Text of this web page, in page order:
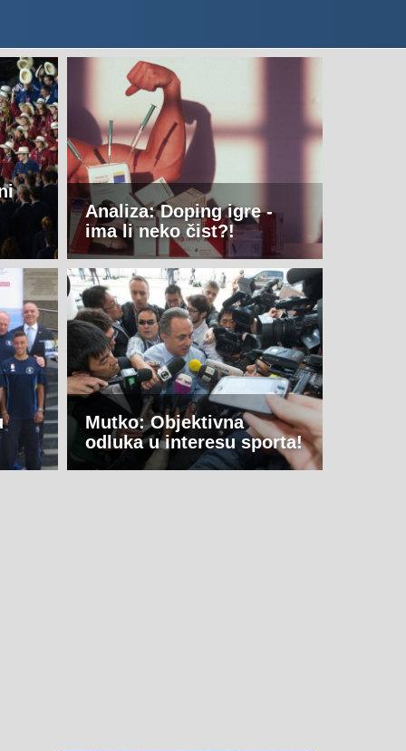
Analiza: Doping igre -
ima li neko čist?!
Mutko: Objektivna
odluka u interesu sporta!